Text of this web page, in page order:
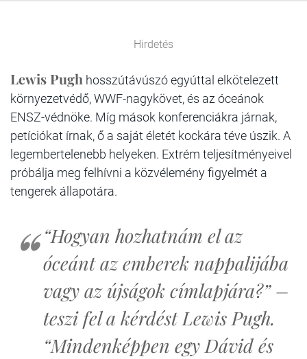
Hirdetés
Lewis Pugh hosszútávúszó egyúttal elkötelezett
környezetvédő, WWF-nagykövet, és az óceánok
ENSZ-védnöke. Míg mások konferenciákra járnak,
petíciókat írnak, ő a saját életét kockára téve úszik. A
legembertelenebb helyeken. Extrém teljesítményeivel
próbálja meg felhívni a közvélemény figyelmét a
tengerek állapotára.
“Hogyan hozhatnám el az
óceánt az emberek nappalijába
vagy az újságok címlapjára?” –
teszi fel a kérdést Lewis Pugh.
“Mindenképpen egy Dávid és